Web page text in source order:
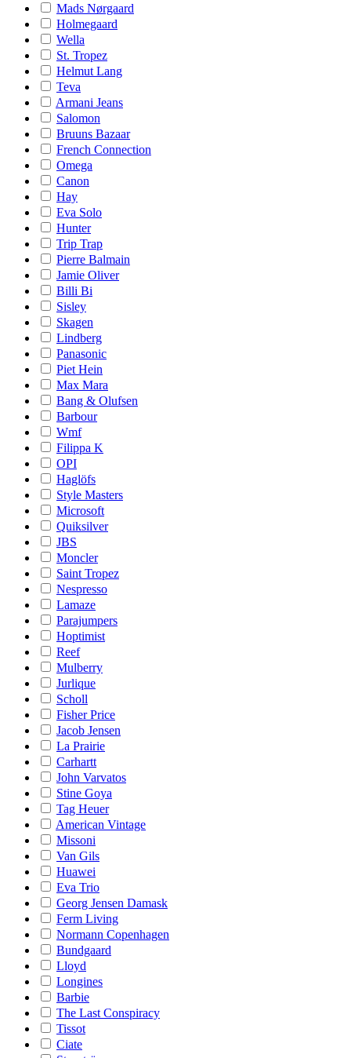
Mads Nørgaard
Holmegaard
Wella
St. Tropez
Helmut Lang
Teva
Armani Jeans
Salomon
Bruuns Bazaar
French Connection
Omega
Canon
Hay
Eva Solo
Hunter
Trip Trap
Pierre Balmain
Jamie Oliver
Billi Bi
Sisley
Skagen
Lindberg
Panasonic
Piet Hein
Max Mara
Bang & Olufsen
Barbour
Wmf
Filippa K
OPI
Haglöfs
Style Masters
Microsoft
Quiksilver
JBS
Moncler
Saint Tropez
Nespresso
Lamaze
Parajumpers
Hoptimist
Reef
Mulberry
Jurlique
Scholl
Fisher Price
Jacob Jensen
La Prairie
Carhartt
John Varvatos
Stine Goya
Tag Heuer
American Vintage
Missoni
Van Gils
Huawei
Eva Trio
Georg Jensen Damask
Ferm Living
Normann Copenhagen
Bundgaard
Lloyd
Longines
Barbie
The Last Conspiracy
Tissot
Ciate